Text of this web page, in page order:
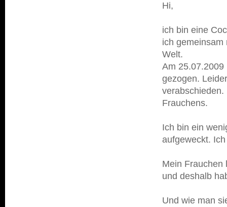
Hi,
ich bin eine
ich gemeinsam
Welt.
Am
gezogen.
verabschieden.
Frauchens.
Ich bin ein
aufgeweckt.
Mein Frauchen
und deshalb
Und wie man